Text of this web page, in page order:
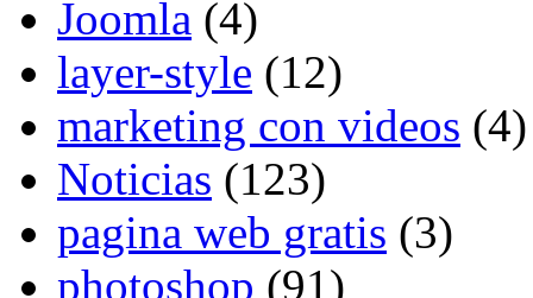
Joomla (4)
layer-style (12)
marketing con videos (4)
Noticias (123)
pagina web gratis (3)
photoshop (91)